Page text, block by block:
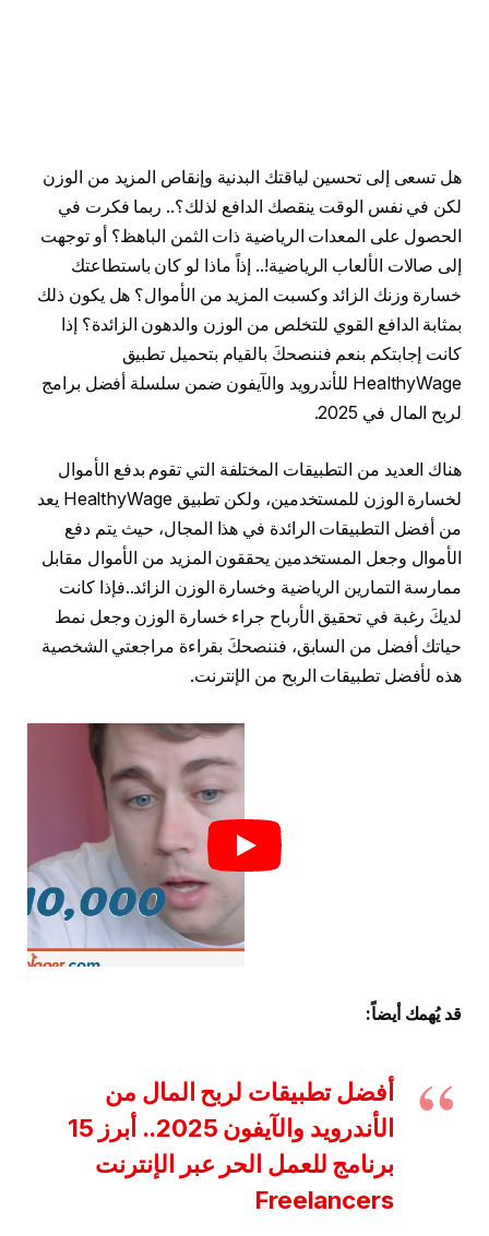
هل تسعى إلى تحسين لياقتك البدنية وإنقاص المزيد من الوزن
لكن في نفس الوقت ينقصك الدافع لذلك؟.. ربما فكرت في
الحصول على المعدات الرياضية ذات الثمن الباهظ؟ أو توجهت
إلى صالات الألعاب الرياضية!.. إذاً ماذا لو كان باستطاعتك
خسارة وزنك الزائد وكسبت المزيد من الأموال؟ هل يكون ذلك
بمثابة الدافع القوي للتخلص من الوزن والدهون الزائدة؟ إذا
كانت إجابتكم بنعم فننصحكَ بالقيام بتحميل تطبيق
HealthyWage للأندرويد والآيفون ضمن سلسلة أفضل برامج
لربح المال في 2025.
هناك العديد من التطبيقات المختلفة التي تقوم بدفع الأموال
لخسارة الوزن للمستخدمين، ولكن تطبيق HealthyWage يعد
من أفضل التطبيقات الرائدة في هذا المجال، حيث يتم دفع
الأموال وجعل المستخدمين يحققون المزيد من الأموال مقابل
ممارسة التمارين الرياضية وخسارة الوزن الزائد..فإذا كانت
لديكَ رغبة في تحقيق الأرباح جراء خسارة الوزن وجعل نمط
حياتك أفضل من السابق، فننصحكَ بقراءة مراجعتي الشخصية
هذه لأفضل تطبيقات الربح من الإنترنت.
قد يُهمك أيضاً:
أفضل تطبيقات لربح المال من
الأندرويد والآيفون 2025.. أبرز 15
برنامج للعمل الحر عبر الإنترنت
Freelancers